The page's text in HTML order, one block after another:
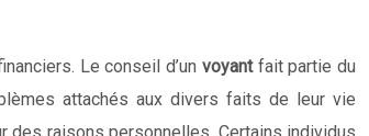
Le conseil d’un voyant fait partie du
attachés aux divers faits de leur vie